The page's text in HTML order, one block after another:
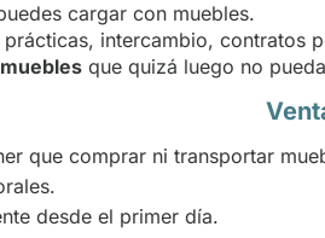
cargar con muebles.
prácticas, intercambio, contratos
que quizá luego no
que comprar ni transportar
desde el primer día.